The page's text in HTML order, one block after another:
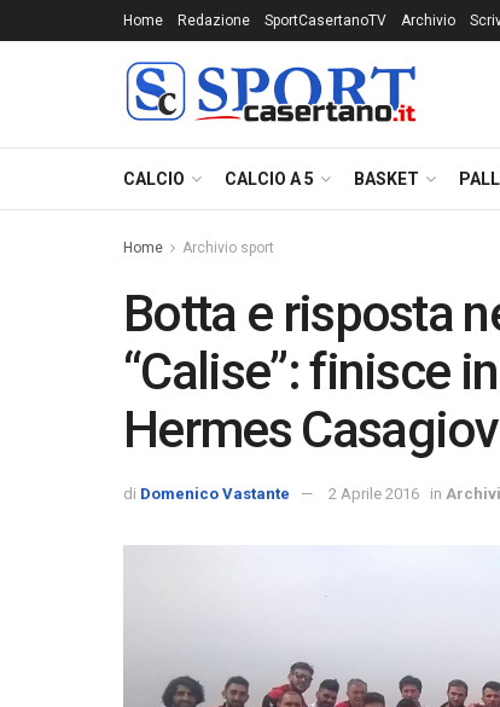
Home Redazione SportCasertanoTV Archivio
CALCIO CALCIO A 5 BASKET
Home Archivio sport
Botta e risposta
“Calise”: finisce
Hermes
di Domenico Vastante 2 Aprile 2016 in